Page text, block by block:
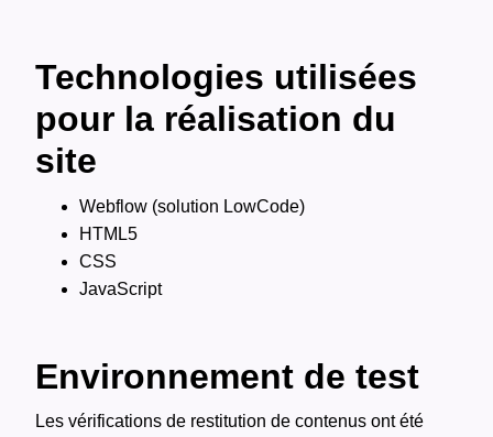
Technologies utilisées
pour la réalisation du
site
Webflow (solution LowCode)
HTML5
CSS
JavaScript
Environnement de test
Les vérifications de restitution de contenus ont été